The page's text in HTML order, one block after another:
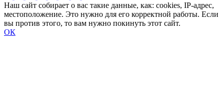
Наш сайт собирает о вас такие данные, как: cookies, IP-адрес,
местоположение. Это нужно для его корректной работы. Если
вы против этого, то вам нужно покинуть этот сайт.
ОК